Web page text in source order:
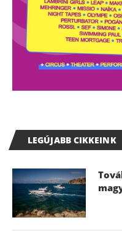
LEGÚJABB CIKKEINK